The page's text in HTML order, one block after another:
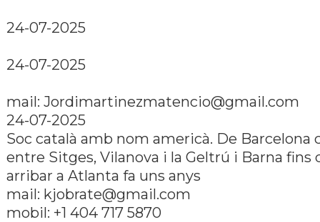
24-07-2025
24-07-2025
mail: Jordimartinezmatencio@gmail.com
24-07-2025
Soc català amb nom americà. De Barcelona
entre Sitges, Vilanova i la Geltrú i Barna fins
arribar a Atlanta fa uns anys
mail: kjobrate@gmail.com
mobil: +1 404 717 5870